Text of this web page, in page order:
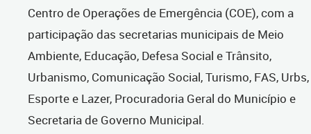
Centro de Operações de Emergência (COE), com a
participação das secretarias municipais de Meio
Ambiente, Educação, Defesa Social e Trânsito,
Urbanismo, Comunicação Social, Turismo, FAS, Urbs,
Esporte e Lazer, Procuradoria Geral do Município e
Secretaria de Governo Municipal.